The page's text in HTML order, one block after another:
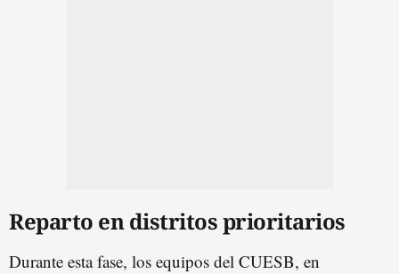
Reparto en distritos prioritarios
Durante esta fase, los equipos del CUESB, en